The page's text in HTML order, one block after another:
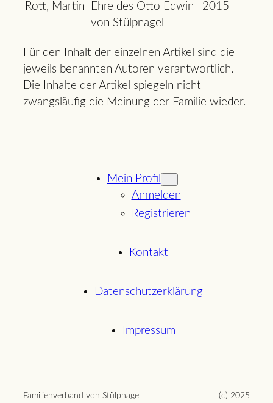
Rott, Martin
Ehre des Otto Edwin
von Stülpnagel
2015
Für den Inhalt der einzelnen Artikel sind die
jeweils benannten Autoren verantwortlich.
Die Inhalte der Artikel spiegeln nicht
zwangsläufig die Meinung der Familie wieder.
Mein Profil
Anmelden
Registrieren
Kontakt
Datenschutzerklärung
Impressum
Familienverband von Stülpnagel (c) 2025